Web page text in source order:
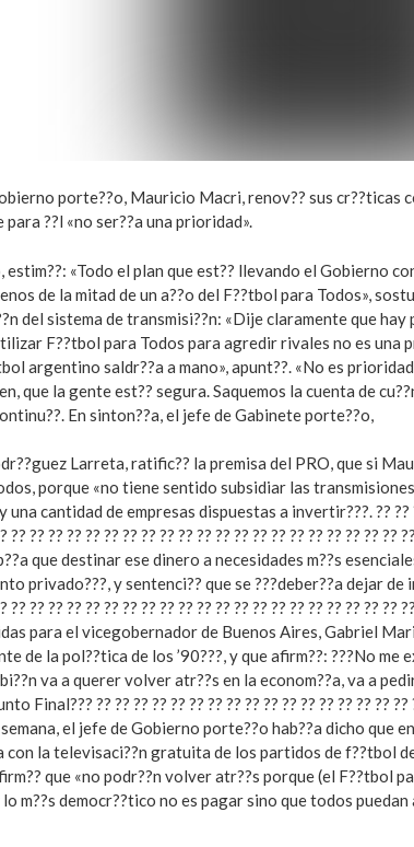
porte??o, Mauricio Macri, renov?? sus cr??ticas
para ??l «no ser??a una prioridad».
estim??: «Todo el plan que est?? llevando el Gobierno
de la mitad de un a??o del F??tbol para Todos»,
del sistema de transmisi??n: «Dije claramente que
F??tbol para Todos para agredir rivales no es una
argentino saldr??a a mano», apunt??. «No es
que la gente est?? segura. Saquemos la cuenta de
En sinton??a, el jefe de Gabinete porte??o,
Larreta, ratific?? la premisa del PRO, que si
porque «no tiene sentido subsidiar las
una cantidad de empresas dispuestas a invertir???. ?? ?? ??
?? ?? ?? ?? ?? ?? ?? ?? ?? ?? ?? ?? ?? ?? ?? ?? ?? ?? ?? ??
que destinar ese dinero a necesidades m??s
privado???, y sentenci?? que se ???deber??a dejar de
?? ?? ?? ?? ?? ?? ?? ?? ?? ?? ?? ?? ?? ?? ?? ?? ?? ?? ?? ??
para el vicegobernador de Buenos Aires, Gabriel
de la pol??tica de los ’90???, y que afirm??: ???No
va a querer volver atr??s en la econom??a, va a
Final??? ?? ?? ?? ?? ?? ?? ?? ?? ?? ?? ?? ?? ?? ?? ?? ?? ??
el jefe de Gobierno porte??o hab??a dicho que
con la televisaci??n gratuita de los partidos de f??tbol
que «no podr??n volver atr??s porque (el F??tbol
lo m??s democr??tico no es pagar sino que todos